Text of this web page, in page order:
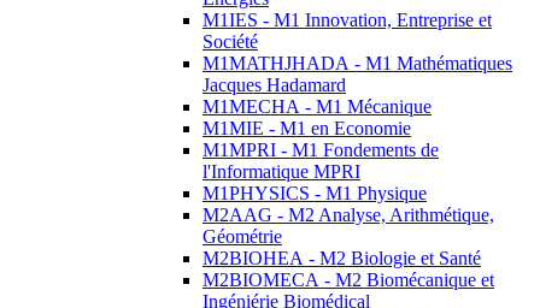
M1IES - M1 Innovation, Entreprise et
Société
M1MATHJHADA - M1 Mathématiques
Jacques Hadamard
M1MECHA - M1 Mécanique
M1MIE - M1 en Economie
M1MPRI - M1 Fondements de
l'Informatique MPRI
M1PHYSICS - M1 Physique
M2AAG - M2 Analyse, Arithmétique,
Géométrie
M2BIOHEA - M2 Biologie et Santé
M2BIOMECA - M2 Biomécanique et
Ingéniérie Biomédical